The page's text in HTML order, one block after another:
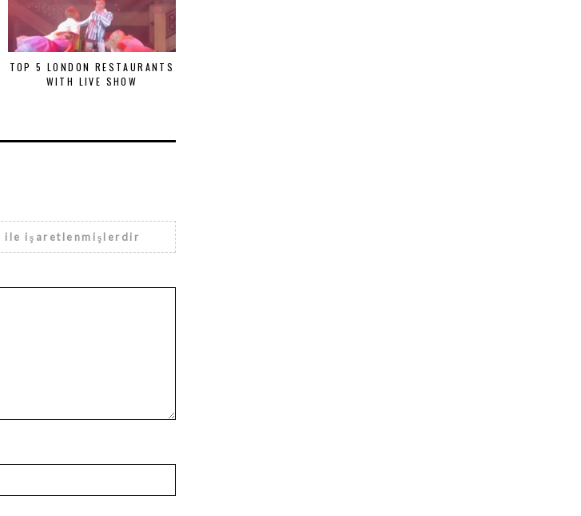
TOP 5 LONDON RESTAURANTS
WITH LIVE SHOW
ile işaretlenmişlerdir